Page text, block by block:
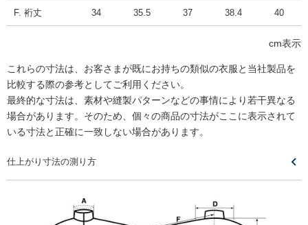
F. 裄丈 34 35.5 37 38.4 40
cm表示
これらの寸法は、お客さまが既にお持ちの類似の衣服と当社製品を
比較する際の参考としてご利用ください。
最終的な寸法は、素材や縫製パターンなどの事情により若干異なる
場合があります。そのため、個々の商品の寸法がここに表示されて
いる寸法と正確に一致しない場合があります。
仕上がり寸法の測り方